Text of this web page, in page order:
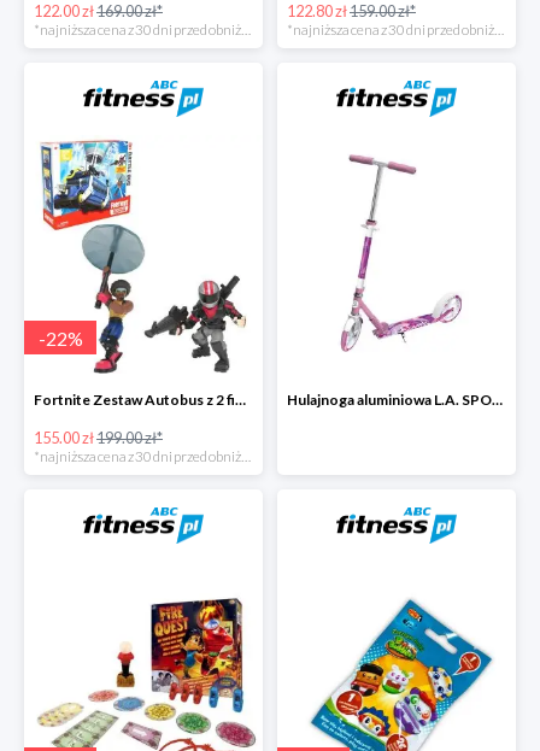
122.00 zł169.00 zł*
*najniższa cena z 30 dni przed obniżką
122.80 zł159.00 zł*
*najniższa cena z 30 dni przed obniżką
-22%
Fortnite Zestaw Autobus z 2 figurkami i 4 akcesoriami -22%
155.00 zł199.00 zł*
*najniższa cena z 30 dni przed obniżką
Hulajnoga aluminiowa L.A. SPORTS CITY 13860LRG ze stopką -27%